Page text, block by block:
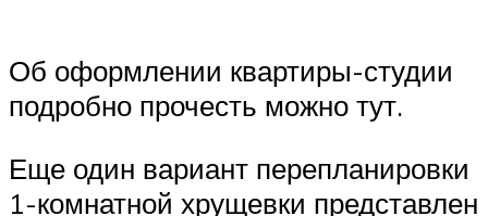
Об оформлении квартиры-студии
подробно прочесть можно тут.
Еще один вариант перепланировки
1-комнатной хрущевки представлен